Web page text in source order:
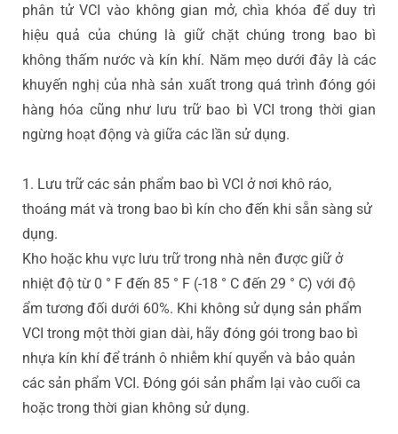
phân tử VCI vào không gian mở, chìa khóa để duy trì
hiệu quả của chúng là giữ chặt chúng trong bao bì
không thấm nước và kín khí. Năm mẹo dưới đây là các
khuyến nghị của nhà sản xuất trong quá trình đóng gói
hàng hóa cũng như lưu trữ bao bì VCI trong thời gian
ngừng hoạt động và giữa các lần sử dụng.
1. Lưu trữ các sản phẩm bao bì VCI ở nơi khô ráo,
thoáng mát và trong bao bì kín cho đến khi sẵn sàng sử
dụng.
Kho hoặc khu vực lưu trữ trong nhà nên được giữ ở
nhiệt độ từ 0 ° F đến 85 ° F (-18 ° C đến 29 ° C) với độ
ẩm tương đối dưới 60%. Khi không sử dụng sản phẩm
VCI trong một thời gian dài, hãy đóng gói trong bao bì
nhựa kín khí để tránh ô nhiễm khí quyển và bảo quản
các sản phẩm VCI. Đóng gói sản phẩm lại vào cuối ca
hoặc trong thời gian không sử dụng.